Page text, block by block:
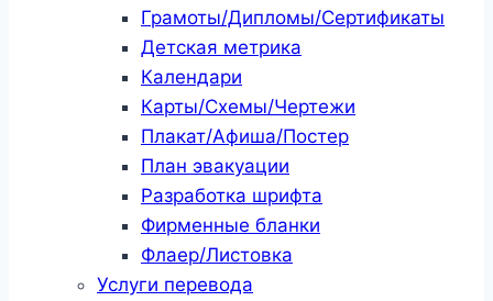
Грамоты/Дипломы/Сертификаты
Детская метрика
Календари
Карты/Схемы/Чертежи
Плакат/Афиша/Постер
План эвакуации
Разработка шрифта
Фирменные бланки
Флаер/Листовка
Услуги перевода